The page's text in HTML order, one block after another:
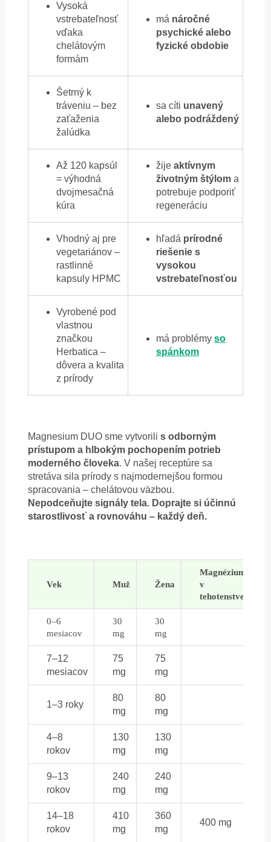
Vysoká
vstrebateľnosť
vďaka
chelátovým
formám
má náročné
psychické alebo
fyzické obdobie
Šetrný k
tráveniu – bez
zaťaženia
žalúdka
sa cíti unavený
alebo podráždený
Až 120 kapsúl
= výhodná
dvojmesačná
kúra
žije aktívnym
životným štýlom a
potrebuje podporiť
regeneráciu
Vhodný aj pre
vegetariánov –
rastlinné
kapsuly HPMC
hľadá prírodné
riešenie s
vysokou
vstrebateľnosťou
Vyrobené pod
vlastnou
značkou
Herbatica –
dôvera a kvalita
z prírody
má problémy so
spánkom
Magnesium DUO sme vytvorili s odborným
prístupom a hlbokým pochopením potrieb
moderného človeka. V našej receptúre sa
stretáva sila prírody s najmodernejšou formou
spracovania – chelátovou väzbou.
Nepodceňujte signály tela. Doprajte si účinnú
starostlivosť a rovnováhu – každý deň.
Vek Muž Žena
Magnézium
v
tehotenstve
0–6
mesiacov
30
mg
30
mg
7–12
mesiacov
75
mg
75
mg
1–3 roky
80
mg
80
mg
4–8
rokov
130
mg
130
mg
9–13
rokov
240
mg
240
mg
14–18
rokov
410
mg
360
mg
400 mg